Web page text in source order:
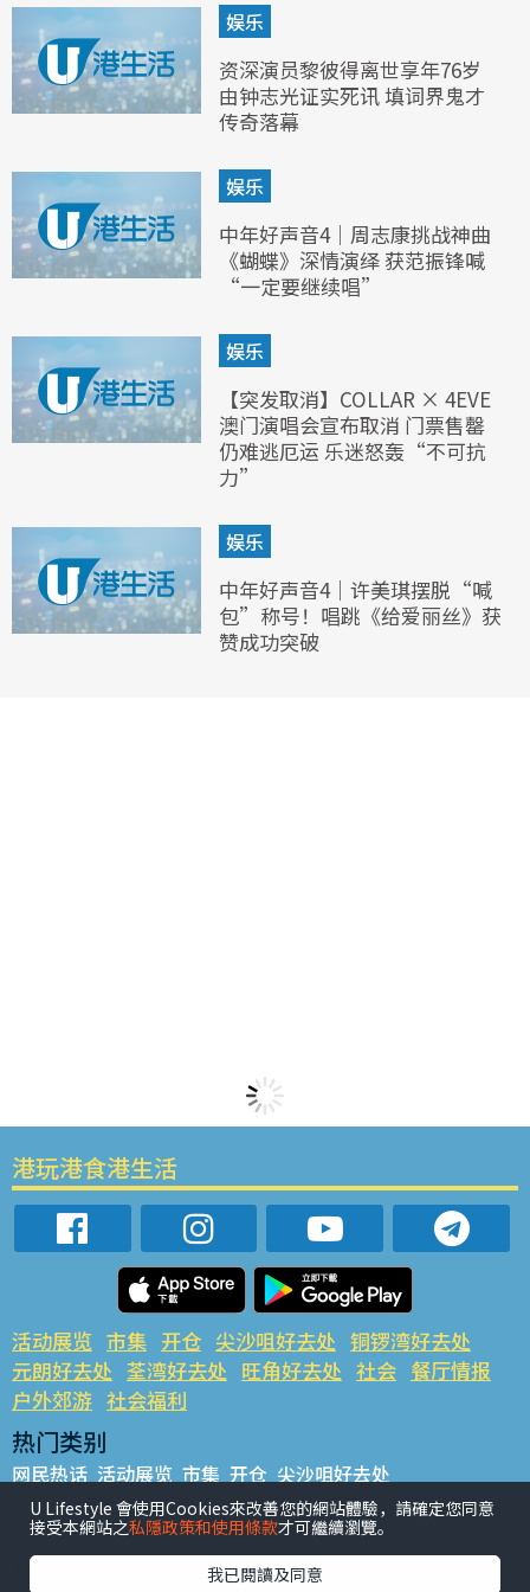
娱乐
资深演员黎彼得离世享年76岁
由钟志光证实死讯 填词界鬼才
传奇落幕
娱乐
中年好声音4｜周志康挑战神曲
《蝴蝶》深情演绎 获范振锋喊
“一定要继续唱”
娱乐
【突发取消】COLLAR × 4EVE
澳门演唱会宣布取消 门票售罄
仍难逃厄运 乐迷怒轰“不可抗
力”
娱乐
中年好声音4｜许美琪摆脱“喊
包”称号！唱跳《给爱丽丝》获
赞成功突破
港玩港食港生活
活动展览 市集 开仓 尖沙咀好去处 铜锣湾好去处
元朗好去处 荃湾好去处 旺角好去处 社会 餐厅情报
户外郊游 社会福利
热门类别
网民热话 活动展览 市集 开仓 尖沙咀好去处
铜锣湾好去处 元朗好去处 荃湾好去处 旺角好去处 社会
餐厅情报 户外郊游
热门标签
U Lifestyle 會使用Cookies來改善您的網站體驗，請確定您同意
接受本網站之私隱政策和使用條款才可繼續瀏覽。
我已閱讀及同意